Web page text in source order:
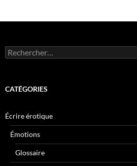
Rechercher :
CATÉGORIES
Écrire érotique
Émotions
Glossaire